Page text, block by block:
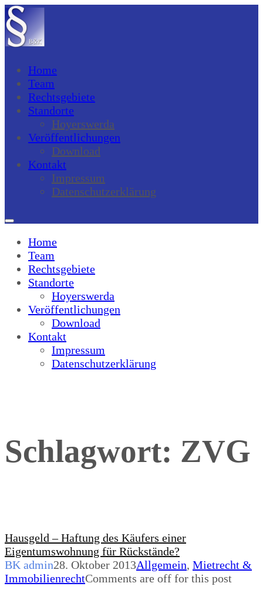
Home
Team
Rechtsgebiete
Standorte
Hoyerswerda
Veröffentlichungen
Download
Kontakt
Impressum
Datenschutzerklärung
Home
Team
Rechtsgebiete
Standorte
Hoyerswerda
Veröffentlichungen
Download
Kontakt
Impressum
Datenschutzerklärung
Schlagwort: ZVG
Hausgeld – Haftung des Käufers einer
Eigentumswohnung für Rückstände?
BK admin28. Oktober 2013Allgemein, Mietrecht &
ImmobilienrechtComments are off for this post